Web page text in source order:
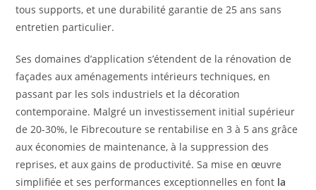
tous supports, et une durabilité garantie de 25 ans sans
entretien particulier.
Ses domaines d’application s’étendent de la rénovation de
façades aux aménagements intérieurs techniques, en
passant par les sols industriels et la décoration
contemporaine. Malgré un investissement initial supérieur
de 20-30%, le Fibrecouture se rentabilise en 3 à 5 ans grâce
aux économies de maintenance, à la suppression des
reprises, et aux gains de productivité. Sa mise en œuvre
simplifiée et ses performances exceptionnelles en font la